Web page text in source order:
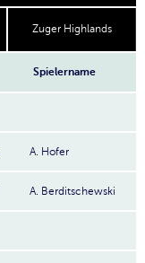
Zuger Highlands
Spielername
A. Hofer
A. Berditschewski